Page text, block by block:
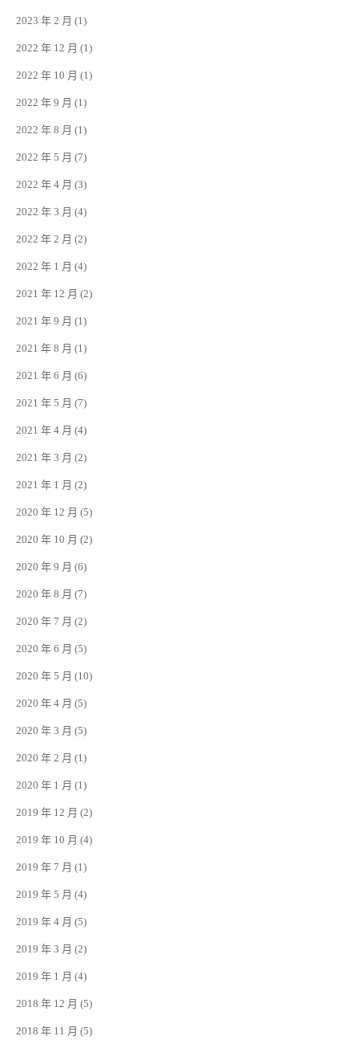
2023 年 2 月 (1)
2022 年 12 月 (1)
2022 年 10 月 (1)
2022 年 9 月 (1)
2022 年 8 月 (1)
2022 年 5 月 (7)
2022 年 4 月 (3)
2022 年 3 月 (4)
2022 年 2 月 (2)
2022 年 1 月 (4)
2021 年 12 月 (2)
2021 年 9 月 (1)
2021 年 8 月 (1)
2021 年 6 月 (6)
2021 年 5 月 (7)
2021 年 4 月 (4)
2021 年 3 月 (2)
2021 年 1 月 (2)
2020 年 12 月 (5)
2020 年 10 月 (2)
2020 年 9 月 (6)
2020 年 8 月 (7)
2020 年 7 月 (2)
2020 年 6 月 (5)
2020 年 5 月 (10)
2020 年 4 月 (5)
2020 年 3 月 (5)
2020 年 2 月 (1)
2020 年 1 月 (1)
2019 年 12 月 (2)
2019 年 10 月 (4)
2019 年 7 月 (1)
2019 年 5 月 (4)
2019 年 4 月 (5)
2019 年 3 月 (2)
2019 年 1 月 (4)
2018 年 12 月 (5)
2018 年 11 月 (5)